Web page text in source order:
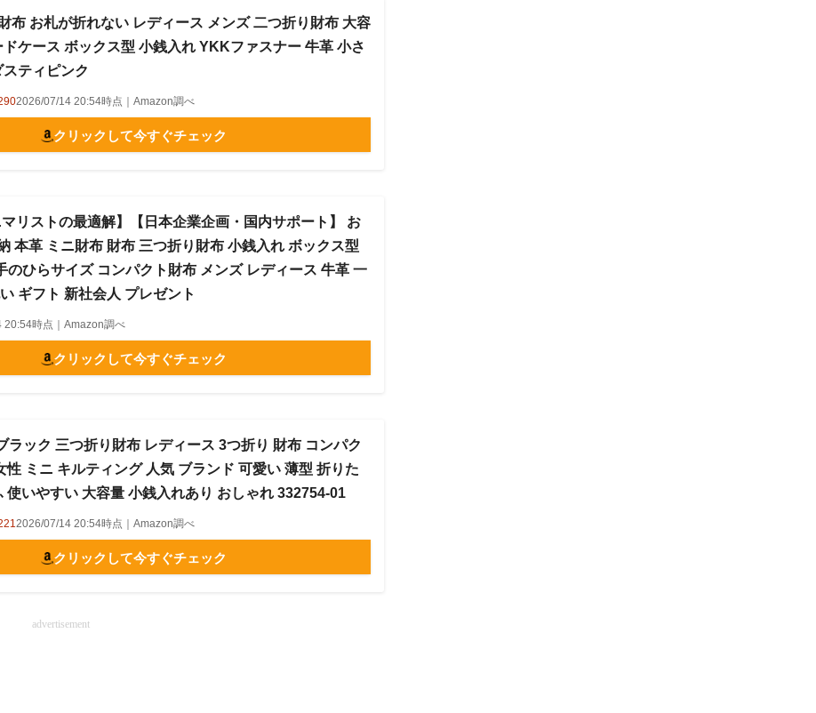
布 お札が折れない レディース メンズ 二つ折り財布 大容
ケース ボックス型 小銭入れ YKKファスナー 牛革 小さ
ティピンク
2026/07/14 20:54時点｜Amazon調べ
クリックして今すぐチェック
リストの最適解】【日本企業企画・国内サポート】 お
本革 ミニ財布 財布 三つ折り財布 小銭入れ ボックス型
のひらサイズ コンパクト財布 メンズ レディース 牛革 一
ギフト 新社会人 プレゼント
20:54時点｜Amazon調べ
クリックして今すぐチェック
ラック 三つ折り財布 レディース 3つ折り 財布 コンパク
性 ミニ キルティング 人気 ブランド 可愛い 薄型 折りた
使いやすい 大容量 小銭入れあり おしゃれ 332754-01
2026/07/14 20:54時点｜Amazon調べ
クリックして今すぐチェック
advertisement